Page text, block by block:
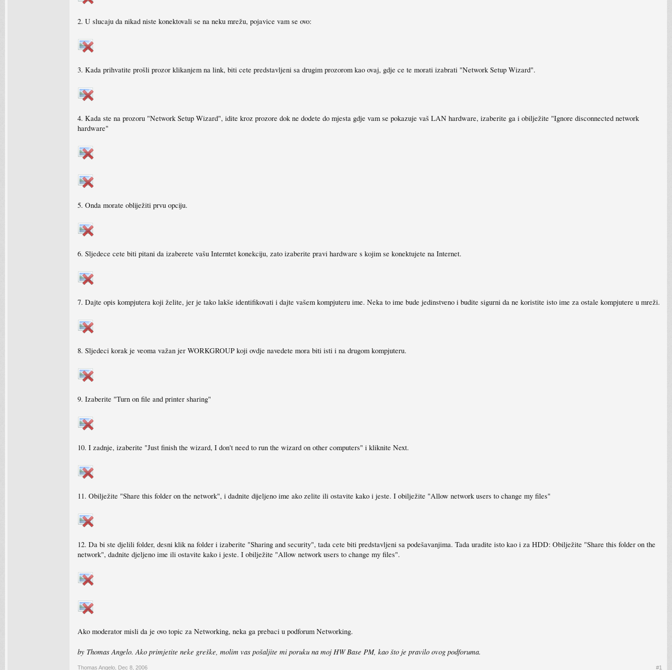
2. U slucaju da nikad niste konektovali se na neku mrežu, pojavice vam se ovo:
3. Kada prihvatite prošli prozor klikanjem na link, biti cete predstavljeni sa drugim prozorom kao ovaj, gdje ce te morati izabrati "Network Setup Wizard".
4. Kada ste na prozoru "Network Setup Wizard", idite kroz prozore dok ne dodete do mjesta gdje vam se pokazuje vaš LAN hardware, izaberite ga i obilježite "Ignore disconnected network
hardware"
5. Onda morate obliježiti prvu opciju.
6. Sljedece cete biti pitani da izaberete vašu Interntet konekciju, zato izaberite pravi hardware s kojim se konektujete na Internet.
7. Dajte opis kompjutera koji želite, jer je tako lakše identifikovati i dajte vašem kompjuteru ime. Neka to ime bude jedinstveno i budite sigurni da ne koristite isto ime za ostale kompjutere u mreži.
8. Sljedeci korak je veoma važan jer WORKGROUP koji ovdje navedete mora biti isti i na drugom kompjuteru.
9. Izaberite "Turn on file and printer sharing"
10. I zadnje, izaberite "Just finish the wizard, I don't need to run the wizard on other computers" i kliknite Next.
11. Obilježite "Share this folder on the network", i dadnite dijeljeno ime ako zelite ili ostavite kako i jeste. I obilježite "Allow network users to change my files"
12. Da bi ste djelili folder, desni klik na folder i izaberite "Sharing and security", tada cete biti predstavljeni sa podešavanjima. Tada uradite isto kao i za HDD: Obilježite "Share this folder on the
network", dadnite djeljeno ime ili ostavite kako i jeste. I obilježite "Allow network users to change my files".
Ako moderator misli da je ovo topic za Networking, neka ga prebaci u podforum Networking.
by Thomas Angelo. Ako primjetite neke greške, molim vas pošaljite mi poruku na moj HW Base PM, kao što je pravilo ovog podforuma.
Thomas Angelo Dec 8, 2006 #1